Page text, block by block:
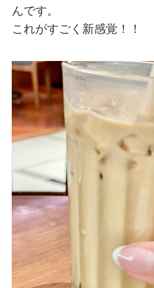
んです。
これがすごく新感覚！！